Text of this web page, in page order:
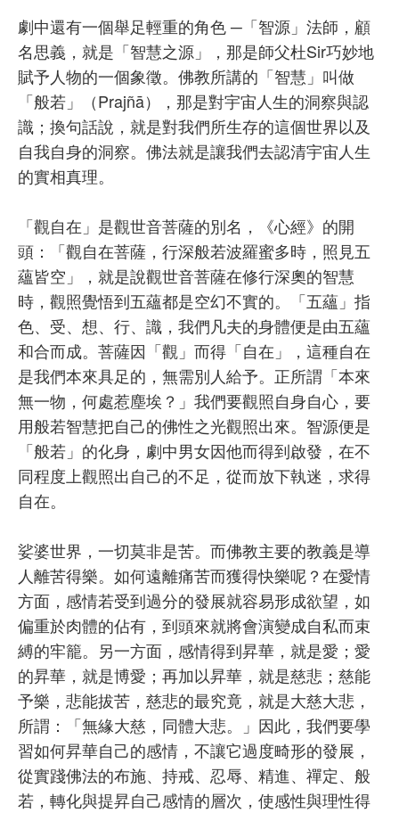
劇中還有一個舉足輕重的角色 ─「智源」法師，顧
名思義，就是「智慧之源」，那是師父杜Sir巧妙地
賦予人物的一個象徵。佛教所講的「智慧」叫做
「般若」（Prajñā），那是對宇宙人生的洞察與認
識；換句話說，就是對我們所生存的這個世界以及
自我自身的洞察。佛法就是讓我們去認清宇宙人生
的實相真理。
「觀自在」是觀世音菩薩的別名，《心經》的開
頭：「觀自在菩薩，行深般若波羅蜜多時，照見五
蘊皆空」，就是說觀世音菩薩在修行深奧的智慧
時，觀照覺悟到五蘊都是空幻不實的。「五蘊」指
色、受、想、行、識，我們凡夫的身體便是由五蘊
和合而成。菩薩因「觀」而得「自在」，這種自在
是我們本來具足的，無需別人給予。正所謂「本來
無一物，何處惹塵埃？」我們要觀照自身自心，要
用般若智慧把自己的佛性之光觀照出來。智源便是
「般若」的化身，劇中男女因他而得到啟發，在不
同程度上觀照出自己的不足，從而放下執迷，求得
自在。
娑婆世界，一切莫非是苦。而佛教主要的教義是導
人離苦得樂。如何遠離痛苦而獲得快樂呢？在愛情
方面，感情若受到過分的發展就容易形成欲望，如
偏重於肉體的佔有，到頭來就將會演變成自私而束
縛的牢籠。另一方面，感情得到昇華，就是愛；愛
的昇華，就是博愛；再加以昇華，就是慈悲；慈能
予樂，悲能拔苦，慈悲的最究竟，就是大慈大悲，
所謂：「無緣大慈，同體大悲。」因此，我們要學
習如何昇華自己的感情，不讓它過度畸形的發展，
從實踐佛法的布施、持戒、忍辱、精進、禪定、般
若，轉化與提昇自己感情的層次，使感性與理性得